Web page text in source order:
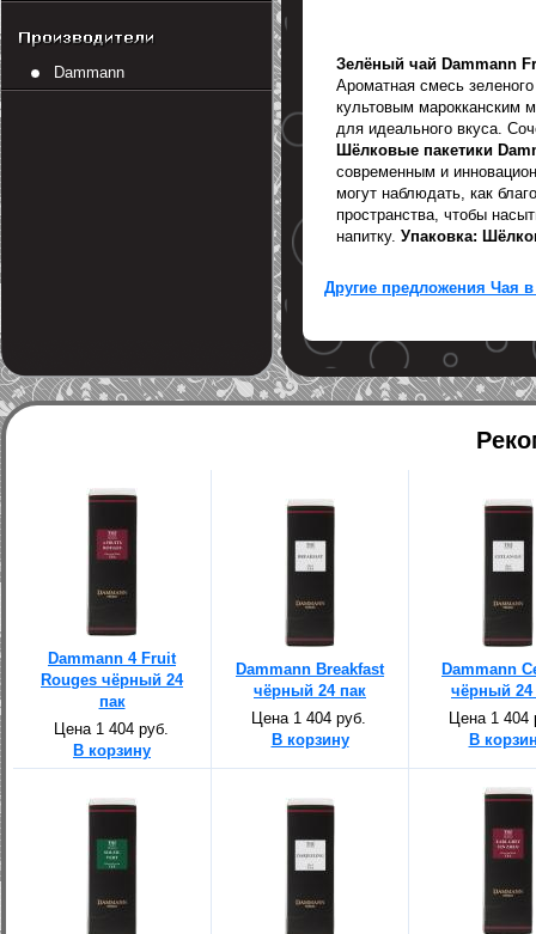
Dammann
Зелёный чай Dammann
Ароматная смесь
культовым марокканским
для идеального вкуса.
Шёлковые пакетики
современным и
могут наблюдать, как
пространства, чтобы
напитку. Упаковка:
Другие предложения Чая в
Dammann 4 Fruit
Rouges чёрный 24
пак
Цена 1 404 руб.
В корзину
Dammann Breakfast
чёрный 24 пак
Цена 1 404 руб.
В корзину
Dammann
чёрный 24
Цена 1 404
В